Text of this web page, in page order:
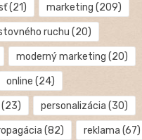
(21) marketing (209)
ruchu (20)
moderný marketing (20)
online (24)
(23) personalizácia (30)
(82) reklama (67)